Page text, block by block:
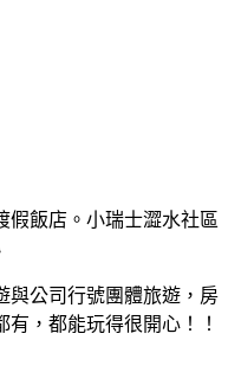
與公司行號團體旅遊，房
，都能玩得很開心！！